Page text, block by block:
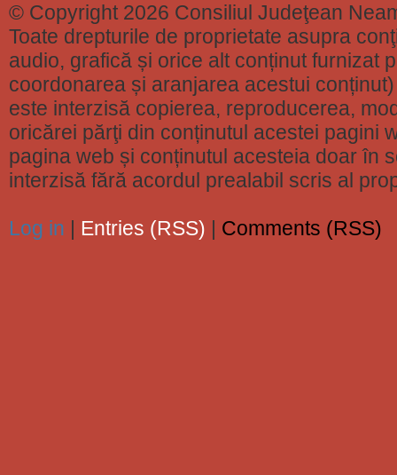
© Copyright 2026 Consiliul Judeţean
Toate drepturile de proprietate asupra
audio, grafică și orice alt conținut furnizat
coordonarea și aranjarea acestui
este interzisă copierea, reproducerea,
oricărei părţi din conținutul acestei pagini
pagina web și conținutul acesteia doar în
interzisă fără acordul prealabil scris al
Log in Entries (RSS) Comments (RSS)